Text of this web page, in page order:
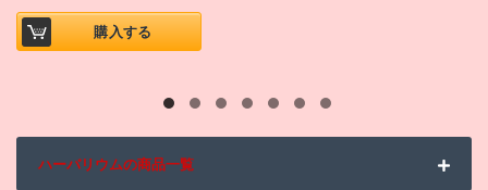
購入する
ハーバリウムの商品一覧